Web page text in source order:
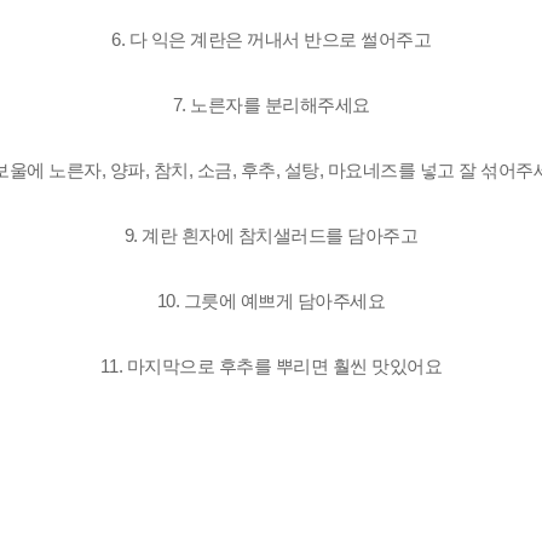
6. 다 익은 계란은 꺼내서 반으로 썰어주고
7. 노른자를 분리해주세요
울에 노른자, 양파, 참치, 소금, 후추, 설탕, 마요네즈를 넣고 잘 섞어주
9. 계란 흰자에 참치샐러드를 담아주고
10. 그릇에 예쁘게 담아주세요
11. 마지막으로 후추를 뿌리면 훨씬 맛있어요